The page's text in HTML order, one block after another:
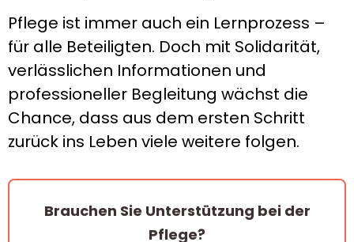
Pflege ist immer auch ein Lernprozess –
für alle Beteiligten. Doch mit Solidarität,
verlässlichen Informationen und
professioneller Begleitung wächst die
Chance, dass aus dem ersten Schritt
zurück ins Leben viele weitere folgen.
Brauchen Sie Unterstützung bei der
Pflege?